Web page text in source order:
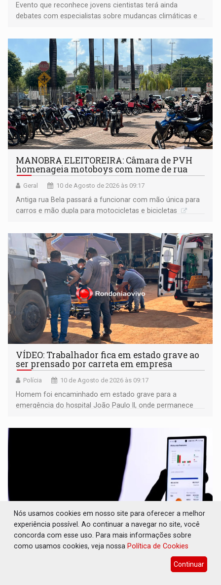
Evento que reconhece jovens cientistas terá ainda
debates com especialistas sobre mudanças climáticas e
MANOBRA ELEITOREIRA: Câmara de PVH
homenageia motoboys com nome de rua
Geral 10 de Agosto de 2026 às 09:17
Antiga rua Bela passará a funcionar com mão única para
carros e mão dupla para motocicletas e bicicletas
VÍDEO: Trabalhador fica em estado grave ao
ser prensado por carreta em empresa
Polícia 10 de Agosto de 2026 às 09:17
Homem foi encaminhado em estado grave para a
emergência do hospital João Paulo II, onde permanece
GOLPES: Anúncios e e-mails falsos enganam
Nós usamos cookies em nosso site para oferecer a melhor
experiência possível. Ao continuar a navegar no site, você
concorda com esse uso. Para mais informações sobre
como usamos cookies, veja nossa Política de Cookies
Continuar